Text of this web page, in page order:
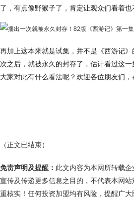
了，有点像野猴子了，肯定让观众们看着也
再加上这本来就是试集，并不是《西游记
次之后，就被永久的封存了，估计看过这
大家对此有什么看法呢？欢迎各位朋友们
（正文已结束）
免责声明及提醒： 此文内容为本网所转载
宣传及传递更多信息之目的，不代表本网
重核实！任何投资加盟均有风险，提醒广大